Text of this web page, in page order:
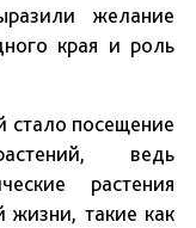
желание
края и роль
стало посещение
ведь
растения
жизни, такие как